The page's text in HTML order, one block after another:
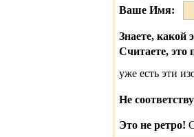
Ваше Имя:
Знаете, какой
Считаете, это
уже есть эти
Не
Это не ретро!